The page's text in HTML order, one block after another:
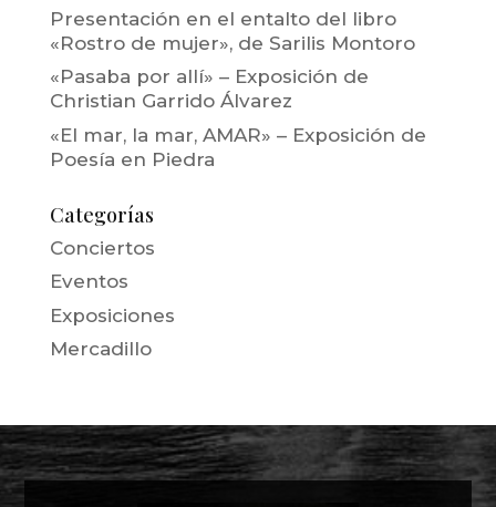
Presentación en el entalto del libro
«Rostro de mujer», de Sarilis Montoro
«Pasaba por allí» – Exposición de
Christian Garrido Álvarez
«El mar, la mar, AMAR» – Exposición de
Poesía en Piedra
Categorías
Conciertos
Eventos
Exposiciones
Mercadillo